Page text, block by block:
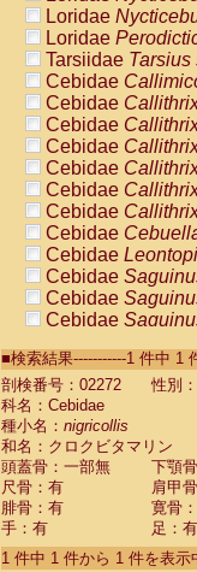
Loridae
Loridae
Tarsiidae Tarsius
Cebidae
Cebidae
Cebidae
Cebidae
Cebidae
Cebidae
Cebidae
Cebidae
Cebidae
Cebidae
Cebidae
Cebidae
Cebidae
Cebidae
Cebidae
Cebidae
Cebidae
Cebidae
Cebidae
Cebidae
Cebidae Aotus
Cebidae Cebus
■検索結果-----------1 件中 1
剖検番号：02272
性別
科名：Cebidae
種小名： nigricollis
和名：クロクビタマリン
頭蓋骨：一部無
下顎
尺骨：有
肩甲
腓骨：有
寛骨
手：有
足：有
1 件中 1 件から 1 件を表示